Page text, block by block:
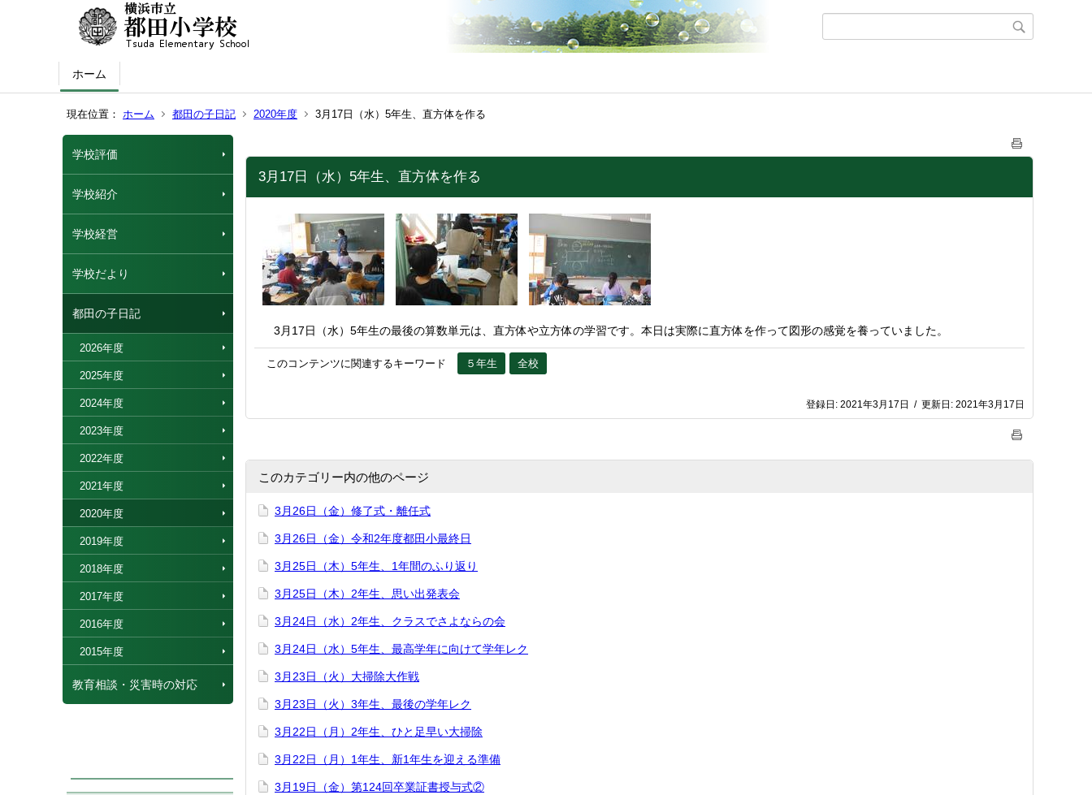
ホーム
現在位置： ホーム 都田の子日記 2020年度 3月17日（水）5年生、直方体を作る
学校評価
学校紹介
学校経営
学校だより
都田の子日記
2026年度
2025年度
2024年度
2023年度
2022年度
2021年度
2020年度
2019年度
2018年度
2017年度
2016年度
2015年度
教育相談・災害時の対応
3月17日（水）5年生、直方体を作る
3月17日（水）5年生の最後の算数単元は、直方体や立方体の学習です。本日は実際に直方体を作って図形の感覚を養っていました。
このコンテンツに関連するキーワード ５年生 全校
登録日: 2021年3月17日 / 更新日: 2021年3月17日
このカテゴリー内の他のページ
3月26日（金）修了式・離任式
3月26日（金）令和2年度都田小最終日
3月25日（木）5年生、1年間のふり返り
3月25日（木）2年生、思い出発表会
3月24日（水）2年生、クラスでさよならの会
3月24日（水）5年生、最高学年に向けて学年レク
3月23日（火）大掃除大作戦
3月23日（火）3年生、最後の学年レク
3月22日（月）2年生、ひと足早い大掃除
3月22日（月）1年生、新1年生を迎える準備
3月19日（金）第124回卒業証書授与式②